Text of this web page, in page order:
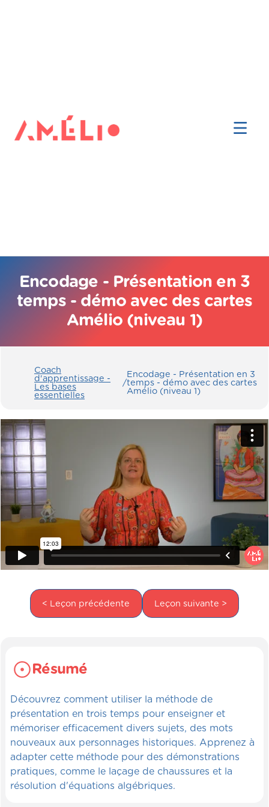
Encodage - Présentation en 3
temps - démo avec des cartes
Amélio (niveau 1)
Coach
d'apprentissage -
Les bases
essentielles
/
Encodage - Présentation en 3
temps - démo avec des cartes
Amélio (niveau 1)
< Leçon précédente Leçon suivante >
Résumé
Découvrez comment utiliser la méthode de
présentation en trois temps pour enseigner et
mémoriser efficacement divers sujets, des mots
nouveaux aux personnages historiques. Apprenez à
adapter cette méthode pour des démonstrations
pratiques, comme le laçage de chaussures et la
résolution d'équations algébriques.